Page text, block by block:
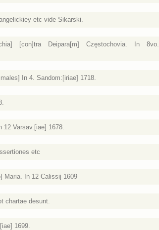
etc vide Sikarski.
[con]tra Deipara[m] Częstochovia. In 8vo.
In 4. Sandom:[iriae] 1718.
12 Varsav.[iae] 1678.
etc
Maria. In 12 Calissij 1609
chartae desunt.
1699.